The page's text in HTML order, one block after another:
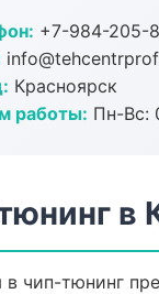
+7-984-205-
Красноярск
работы: Пн-Вс:
в
в чип-тюнинг